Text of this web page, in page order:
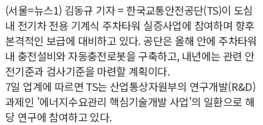
(서울=뉴스1) 김동규 기자 = 한국교통안전공단(TS)이 도심
내 전기차 전용 기계식 주차타워 실증사업에 참여하며 향후
본격적인 보급에 대비하고 있다. 공단은 올해 안에 주차타워
내 충전설비와 자동충전로봇을 구축하고, 내년에는 관련 안
전기준과 검사기준을 마련할 계획이다.
7일 업계에 따르면 TS는 산업통상자원부의 연구개발(R&D)
과제인 '에너지수요관리 핵심기술개발 사업'의 일환으로 해
당 연구에 참여하고 있다.